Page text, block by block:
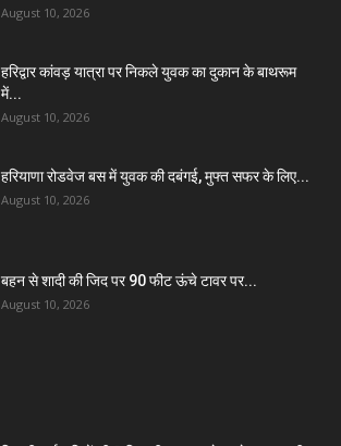
August 10, 2026
हरिद्वार कांवड़ यात्रा पर निकले युवक का दुकान के बाथरूम
में...
August 10, 2026
हरियाणा रोडवेज बस में युवक की दबंगई, मुफ्त सफर के लिए...
August 10, 2026
बहन से शादी की जिद पर 90 फीट ऊंचे टावर पर...
August 10, 2026